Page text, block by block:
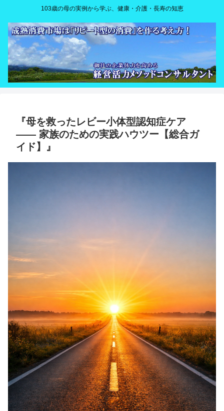
103歳の母の実例から学ぶ、健康・介護・長寿の知恵
『母を救ったレビー小体型認知症ケア
—— 家族のための実践ハウツー【総合ガ
イド】』